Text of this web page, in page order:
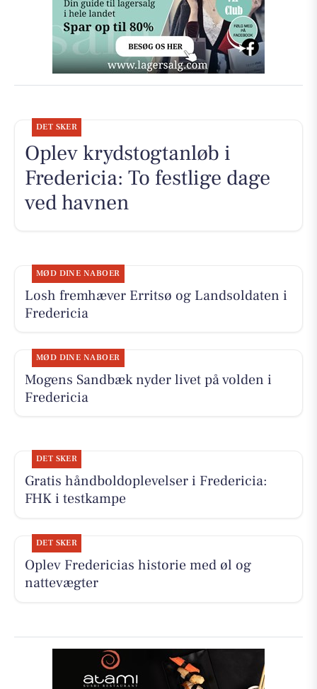
DET SKER
Oplev krydstogtanløb i
Fredericia: To festlige dage
ved havnen
MØD DINE NABOER
Losh fremhæver Erritsø og Landsoldaten i
Fredericia
MØD DINE NABOER
Mogens Sandbæk nyder livet på volden i
Fredericia
DET SKER
Gratis håndboldoplevelser i Fredericia:
FHK i testkampe
DET SKER
Oplev Fredericias historie med øl og
nattevægter